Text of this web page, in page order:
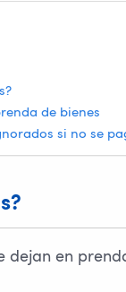
de bienes
si no se
dejan en